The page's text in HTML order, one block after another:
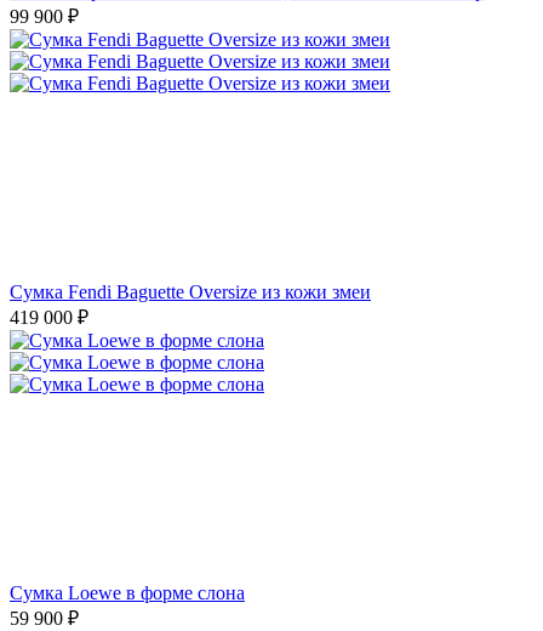
99 900 ₽
Сумка Fendi Baguette Oversize из кожи змеи
419 000 ₽
Сумка Loewe в форме слона
59 900 ₽